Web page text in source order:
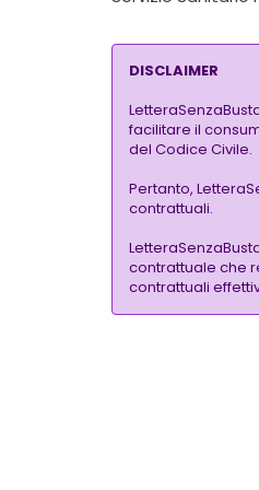
DISCLAIMER
facilitare il
del Codice Civile.
Pertanto,
contrattuali.
contrattuale che
contrattuali